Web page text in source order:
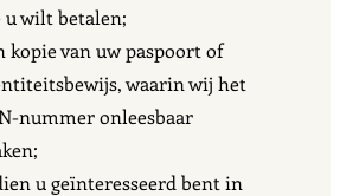
u wilt betalen;
kopie van uw paspoort of
waarin wij het
nummer onleesbaar
u geïnteresseerd bent in